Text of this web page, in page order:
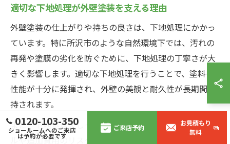
適切な下地処理が外壁塗装を支える理由
外壁塗装の仕上がりや持ちの良さは、下地処理にかかっ
ています。特に所沢市のような自然環境下では、汚れの
再発や塗膜の劣化を防ぐために、下地処理の丁寧さが大
きく影響します。適切な下地処理を行うことで、塗料の
性能が十分に発揮され、外壁の美観と耐久性が長期間維
持されます。
また、下地処理をしっかり行うことで、塗装後のトラブ
ルや追加費用のリスクを抑えられる点も見逃せません。
0120-103-350
ショールームへのご来店
は予約が必要です
ご来店予約
お見積もり
無料